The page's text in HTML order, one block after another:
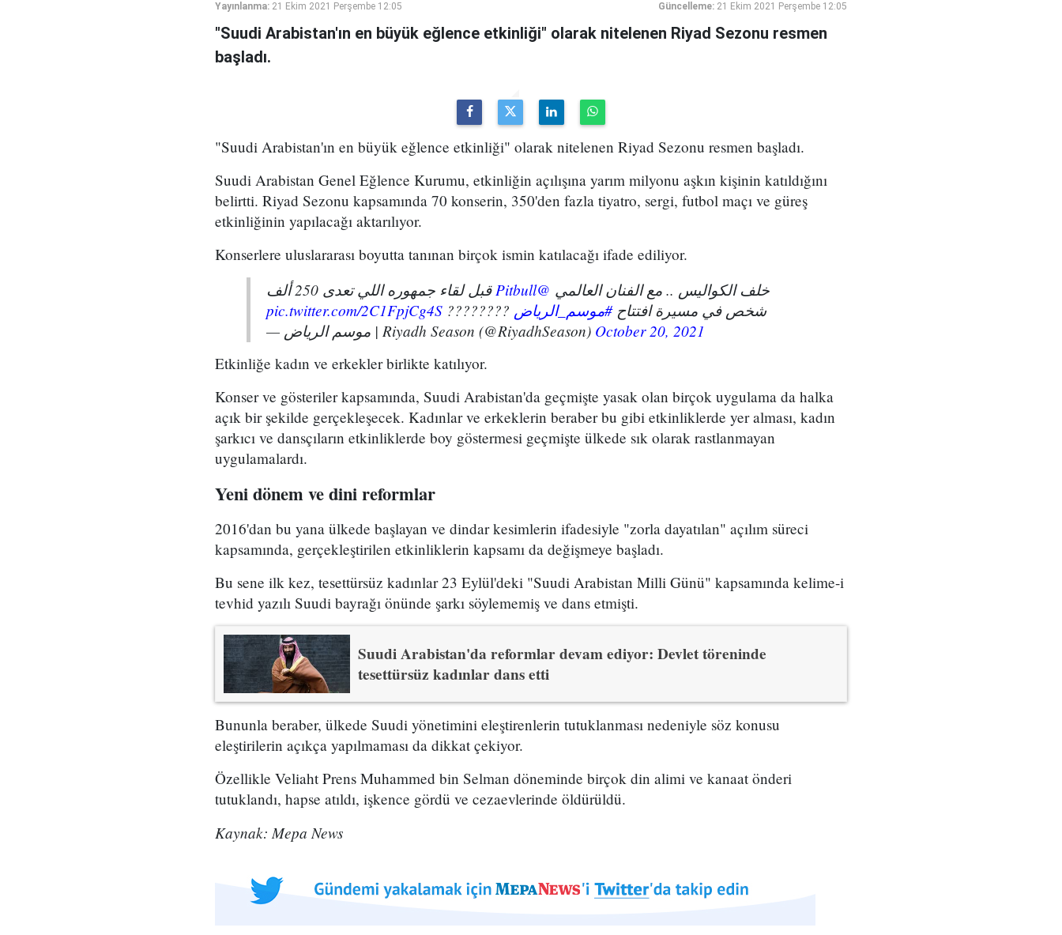
Yayınlanma: 21 Ekim 2021 Perşembe 12:05 Güncelleme: 21 Ekim 2021 Perşembe 12:05
"Suudi Arabistan'ın en büyük eğlence etkinliği" olarak nitelenen Riyad Sezonu resmen
başladı.
"Suudi Arabistan'ın en büyük eğlence etkinliği" olarak nitelenen Riyad Sezonu resmen başladı.
Suudi Arabistan Genel Eğlence Kurumu, etkinliğin açılışına yarım milyonu aşkın kişinin katıldığını
belirtti. Riyad Sezonu kapsamında 70 konserin, 350'den fazla tiyatro, sergi, futbol maçı ve güreş
etkinliğinin yapılacağı aktarılıyor.
Konserlere uluslararası boyutta tanınan birçok ismin katılacağı ifade ediliyor.
خلف الكواليس .. مع الفنان العالمي @Pitbull
قبل لقاء جمهوره اللي تعدى 250 ألف
شخص في مسيرة افتتاح#موسم_الرياض ????????
pic.twitter.com/2C1FpjCg4S
— موسم الرياض | Riyadh Season (@RiyadhSeason) October 20, 2021
Etkinliğe kadın ve erkekler birlikte katılıyor.
Konser ve gösteriler kapsamında, Suudi Arabistan'da geçmişte yasak olan birçok uygulama da halka
açık bir şekilde gerçekleşecek. Kadınlar ve erkeklerin beraber bu gibi etkinliklerde yer alması, kadın
şarkıcı ve dansçıların etkinliklerde boy göstermesi geçmişte ülkede sık olarak rastlanmayan
uygulamalardı.
Yeni dönem ve dini reformlar
2016'dan bu yana ülkede başlayan ve dindar kesimlerin ifadesiyle "zorla dayatılan" açılım süreci
kapsamında, gerçekleştirilen etkinliklerin kapsamı da değişmeye başladı.
Bu sene ilk kez, tesettürsüz kadınlar 23 Eylül'deki "Suudi Arabistan Milli Günü" kapsamında kelime-i
tevhid yazılı Suudi bayrağı önünde şarkı söylememiş ve dans etmişti.
Suudi Arabistan'da reformlar devam ediyor: Devlet töreninde
tesettürsüz kadınlar dans etti
Bununla beraber, ülkede Suudi yönetimini eleştirenlerin tutuklanması nedeniyle söz konusu
eleştirilerin açıkça yapılmaması da dikkat çekiyor.
Özellikle Veliaht Prens Muhammed bin Selman döneminde birçok din alimi ve kanaat önderi
tutuklandı, hapse atıldı, işkence gördü ve cezaevlerinde öldürüldü.
Kaynak: Mepa News